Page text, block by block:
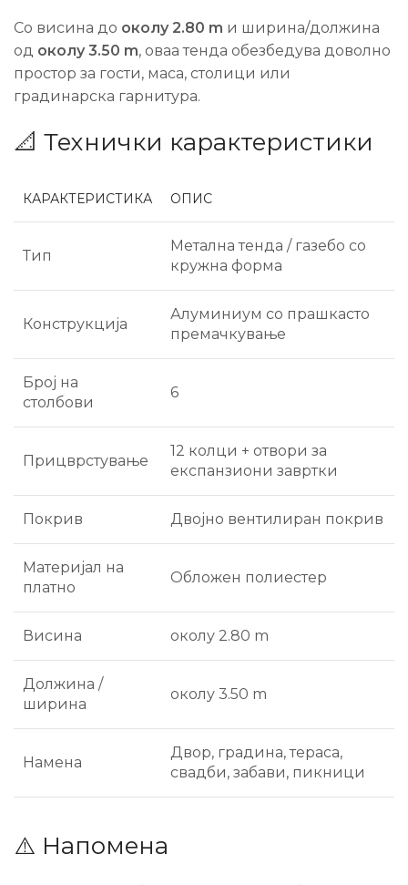
Со висина до околу 2.80 m и ширина/должина
од околу 3.50 m, оваа тенда обезбедува доволно
простор за гости, маса, столици или
градинарска гарнитура.
📐 Технички карактеристики
КАРАКТЕРИСТИКА ОПИС
Тип
Метална тенда / газебо со
кружна форма
Конструкција
Алуминиум со прашкасто
премачкување
Број на
столбови
6
Прицврстување
12 колци + отвори за
експанзиони завртки
Покрив Двојно вентилиран покрив
Материјал на
платно
Обложен полиестер
Висина околу 2.80 m
Должина /
ширина
околу 3.50 m
Намена
Двор, градина, тераса,
свадби, забави, пикници
⚠️ Напомена